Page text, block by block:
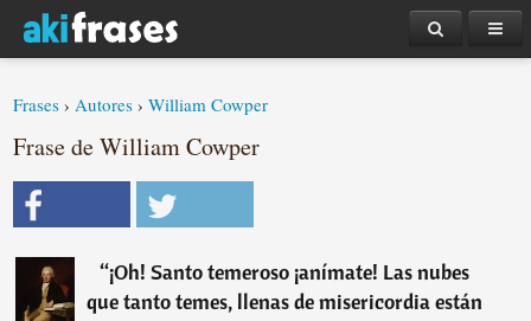
Frases ›Autores ›William Cowper
Frase de William Cowper
“¡Oh! Santo temeroso ¡anímate! Las nubes
que tanto temes, llenas de misericordia están